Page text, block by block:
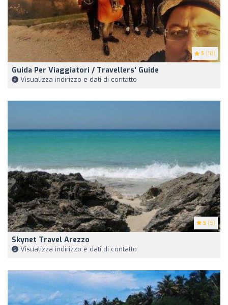
5 (18)
Guida Per Viaggiatori / Travellers' Guide
Visualizza indirizzo e dati di contatto
5 (5)
Skynet Travel Arezzo
Visualizza indirizzo e dati di contatto